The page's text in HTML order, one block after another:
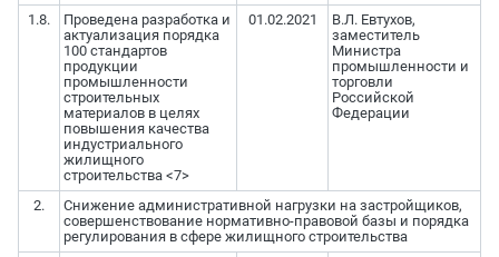
1.8.
Проведена разработка и
актуализация порядка
100 стандартов
продукции
промышленности
строительных
материалов в целях
повышения качества
индустриального
жилищного
строительства <7>
01.02.2021
В.Л. Евтухов,
заместитель
Министра
промышленности и
торговли
Российской
Федерации
2.
Снижение административной нагрузки на застройщиков,
совершенствование нормативно-правовой базы и порядка
регулирования в сфере жилищного строительства